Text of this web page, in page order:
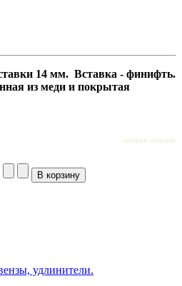
14 мм. Вставка - финифть.
из меди и покрытая
сережки женские
удлинители.